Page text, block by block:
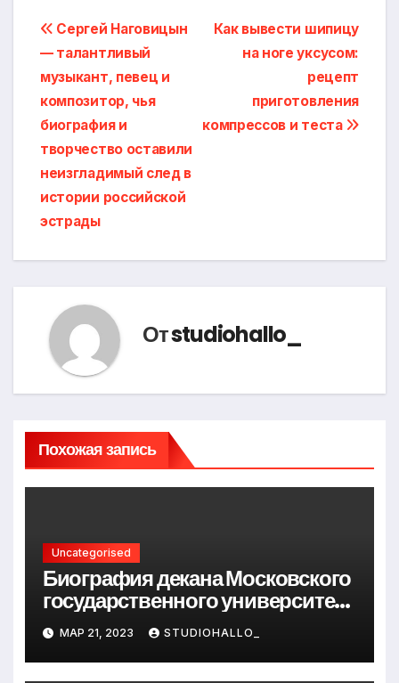
Навигация
по
записям
Как вывести шипицу
на ноге уксусом:
рецепт
приготовления
компрессов и теста
Сергей Наговицын
— талантливый
музыкант, певец и
композитор, чья
биография и
творчество оставили
неизгладимый след в
истории российской
эстрады
Отstudiohallo_
Похожая запись
Uncategorised
Биография декана Московского
государственного университета
Андрея Сидорова — от студента
до руководителя
МАР 21, 2023 STUDIOHALLO_